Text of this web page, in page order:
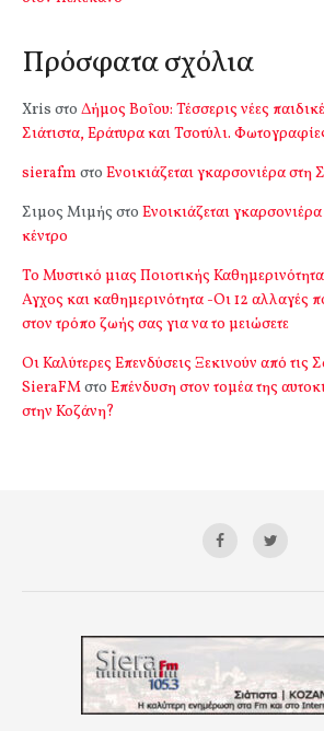
Πρόσφατα σχόλια
Xris στο Δήμος Βοΐου: Τέσσερις νέες
Σιάτιστα, Εράτυρα και Τσοτύλι.
sierafm στο Ενοικιάζεται γκαρσονιέρα στη
Σιμος Μιμής στο Ενοικιάζεται
κέντρο
Το Μυστικό μιας Ποιοτικής
Αγχος και καθημερινότητα -Οι 12 αλλαγές
στον τρόπο ζωής σας για να το μειώσετε
Οι Καλύτερες Επενδύσεις Ξεκινούν από τις
SieraFMστο Επένδυση στον τομέα της
στην Κοζάνη?